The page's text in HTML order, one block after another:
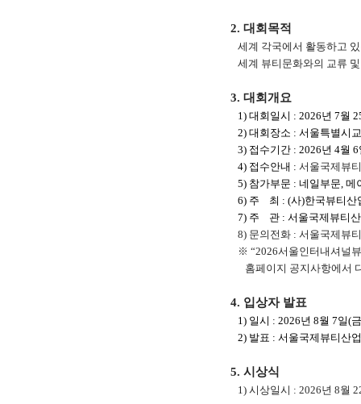
2. 대회목적
세계 각국에서 활동하고
세계 뷰티문화와의 교류
3. 대회개요
1) 대회일시 : 2026년 7월
2) 대회장소 : 서울특별시
3) 접수기간 : 2026년 4월
4) 접수안내 : 서울국제뷰
5) 참가부문 : 네일부문, 메
6) 주 최 : (사)한국뷰티산
7) 주 관 : 서울국제뷰티
8) 문의전화 : 서울국제뷰
※ “2026서울인터내셔널
홈페이지 공지사항에서
4. 입상자 발표
1) 일시 : 2026년 8월 7일(
2) 발표 : 서울국제뷰티산
5. 시상식
1) 시상일시 : 2026년 8월